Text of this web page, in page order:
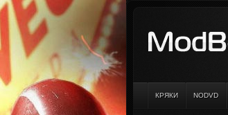
КРЯКИ NODVD